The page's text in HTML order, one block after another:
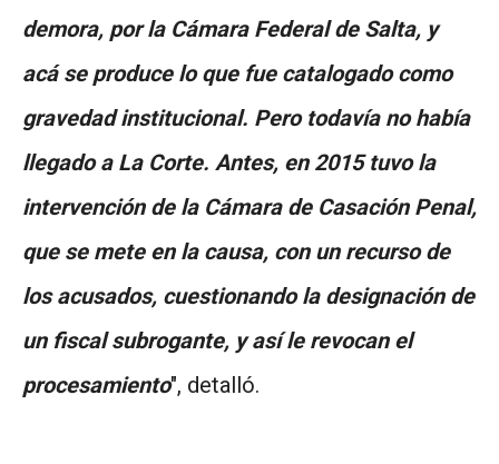
demora, por la Cámara Federal de Salta, y
acá se produce lo que fue catalogado como
gravedad institucional. Pero todavía no había
llegado a La Corte. Antes, en 2015 tuvo la
intervención de la Cámara de Casación Penal,
que se mete en la causa, con un recurso de
losacusados, cuestionando la designación de
un fiscal subrogante, y así le revocan el
procesamiento", detalló.